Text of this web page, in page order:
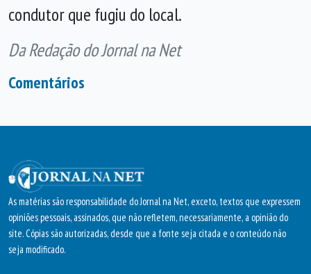
condutor que fugiu do local.
Da Redação do Jornal na Net
Comentários
As matérias são responsabilidade do Jornal na Net, exceto, textos que expressem
opiniões pessoais, assinados, que não refletem, necessariamente, a opinião do
site. Cópias são autorizadas, desde que a fonte seja citada e o conteúdo não
seja modificado.